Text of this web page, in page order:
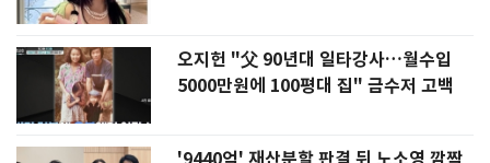
오지헌 "父 90년대 일타강사…월수입
5000만원에 100평대 집" 금수저 고백